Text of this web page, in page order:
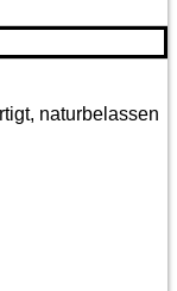
naturbelassen